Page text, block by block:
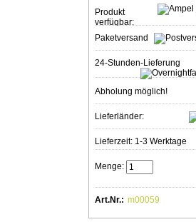
Produkt
verfügbar:
Paketversand
24-Stunden-Lieferung
Abholung möglich!
Lieferländer:
Lieferzeit: 1-3 Werktage
Menge:
Art.Nr.: m00059